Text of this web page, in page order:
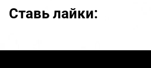
Ставь лайки: